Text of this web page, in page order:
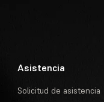
Asistencia
Solicitud de asistencia